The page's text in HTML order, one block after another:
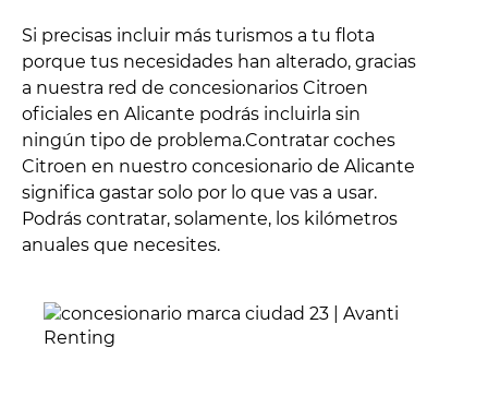
Si precisas incluir más turismos a tu flota
porque tus necesidades han alterado, gracias
a nuestra red de concesionarios Citroen
oficiales en Alicante podrás incluirla sin
ningún tipo de problema.Contratar coches
Citroen en nuestro concesionario de Alicante
significa gastar solo por lo que vas a usar.
Podrás contratar, solamente, los kilómetros
anuales que necesites.